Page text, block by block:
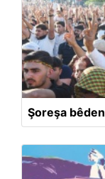
Şoreşa